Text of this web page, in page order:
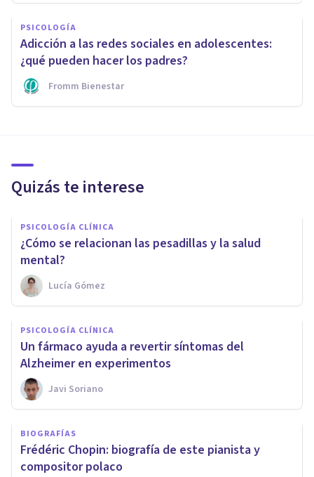
PSICOLOGÍA
Adicción a las redes sociales en adolescentes:
¿qué pueden hacer los padres?
Fromm Bienestar
Quizás te interese
PSICOLOGÍA CLÍNICA
¿Cómo se relacionan las pesadillas y la salud
mental?
Lucía Gómez
PSICOLOGÍA CLÍNICA
Un fármaco ayuda a revertir síntomas del
Alzheimer en experimentos
Javi Soriano
BIOGRAFÍAS
Frédéric Chopin: biografía de este pianista y
compositor polaco